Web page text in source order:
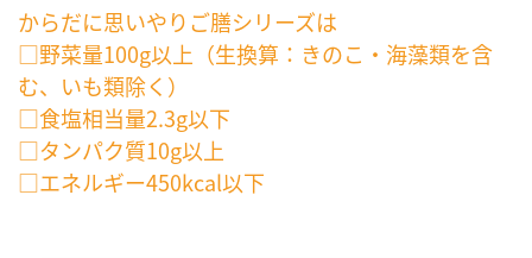
からだに思いやりご膳シリーズは
□野菜量100g以上（生換算：きのこ・海藻類を含
む、いも類除く）
□食塩相当量2.3g以下
□タンパク質10g以上
□エネルギー450kcal以下